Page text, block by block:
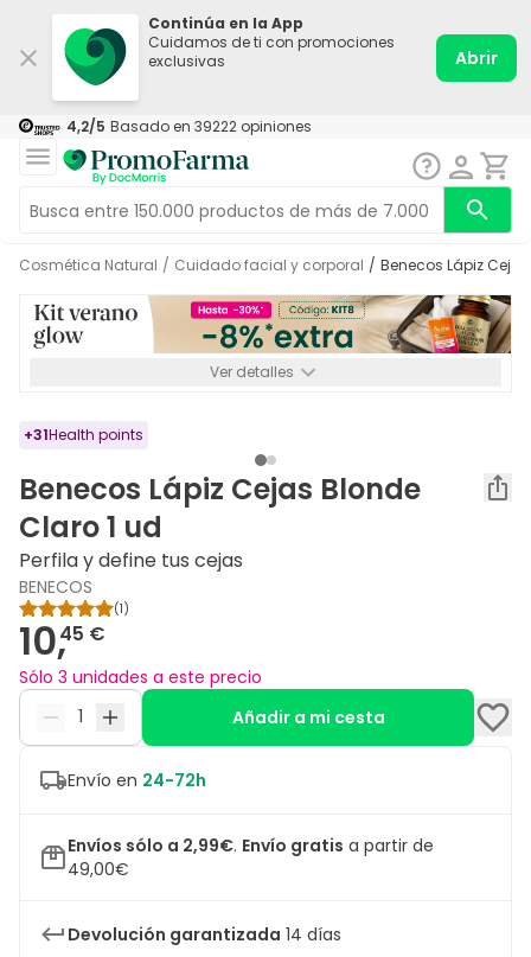
Continúa en la App
Cuidamos de ti con promociones
exclusivas
Abrir
4,2/5 Basado en 39222 opiniones
Cosmética Natural / Cuidado facial y corporal / Benecos Lápiz
Ver detalles
+31Health points
Benecos Lápiz Cejas Blonde
Claro 1 ud
Perfila y define tus cejas
BENECOS
(1)
10,45 €
Sólo 3 unidades a este precio
Añadir a mi cesta
Envío en 24-72h
Envíos sólo a 2,99€. Envío gratis a partir de
49,00€
Devolución garantizada 14 días